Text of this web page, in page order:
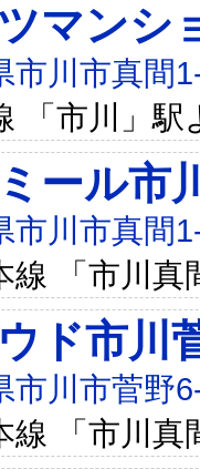
マンシ
市川市真間
「市川」駅
ール市
市川市真間
線 「市川真
ド市川
市川市菅野
線 「市川真